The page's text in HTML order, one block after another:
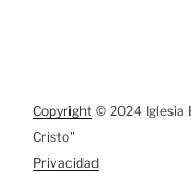
Copyright © 2024 Iglesia
Cristo"
Privacidad